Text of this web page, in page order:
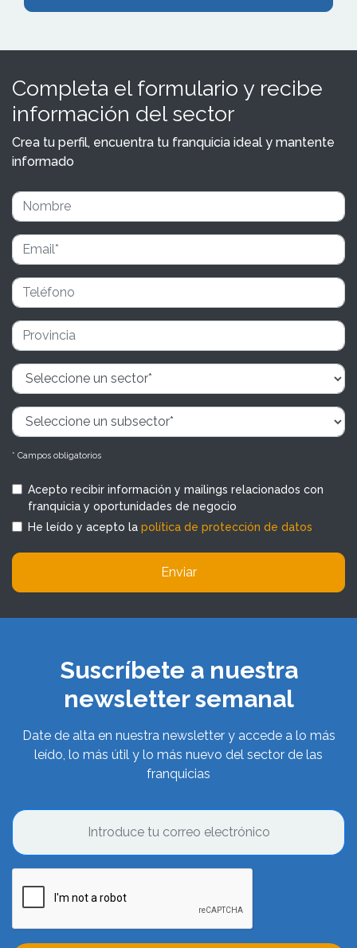
Completa el formulario y recibe
información del sector
Crea tu perfil, encuentra tu franquicia ideal y mantente
informado
* Campos obligatorios
Acepto recibir información y mailings relacionados con
franquicia y oportunidades de negocio
He leído y acepto la política de protección de datos
Enviar
Suscríbete a nuestra
newsletter semanal
Date de alta en nuestra newsletter y accede a lo más
leído, lo más útil y lo más nuevo del sector de las
franquicias